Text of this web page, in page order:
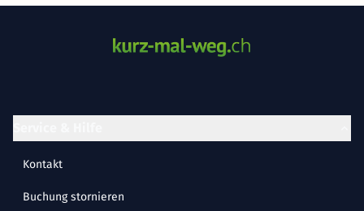
Kontakt
Buchung stornieren